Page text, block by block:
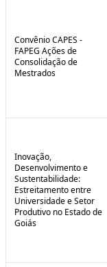
Convênio CAPES -
FAPEG Ações de
Consolidação de
Mestrados
Inovação,
Desenvolvimento e
Sustentabilidade:
Estreitamento entre
Universidade e Setor
Produtivo no Estado de
Goiás